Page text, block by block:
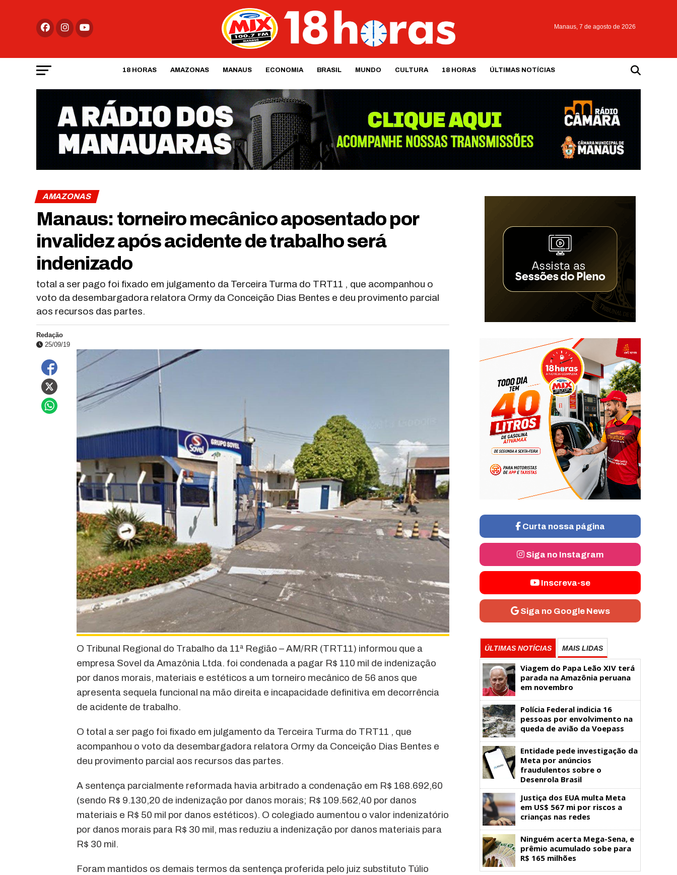
Manaus, 7 de agosto de 2026
18 HORAS AMAZONAS MANAUS ECONOMIA BRASIL MUNDO CULTURA 18 HORAS ÚLTIMAS NOTÍCIAS
AMAZONAS
Manaus: torneiro mecânico aposentado por
invalidez após acidente de trabalho será
indenizado
total a ser pago foi fixado em julgamento da Terceira Turma do TRT11 , que acompanhou o
voto da desembargadora relatora Ormy da Conceição Dias Bentes e deu provimento parcial
aos recursos das partes.
Redação
25/09/19
O Tribunal Regional do Trabalho da 11ª Região – AM/RR (TRT11) informou que a
empresa Sovel da Amazônia Ltda. foi condenada a pagar R$ 110 mil de indenização
por danos morais, materiais e estéticos a um torneiro mecânico de 56 anos que
apresenta sequela funcional na mão direita e incapacidade definitiva em decorrência
de acidente de trabalho.
O total a ser pago foi fixado em julgamento da Terceira Turma do TRT11 , que
acompanhou o voto da desembargadora relatora Ormy da Conceição Dias Bentes e
deu provimento parcial aos recursos das partes.
A sentença parcialmente reformada havia arbitrado a condenação em R$ 168.692,60
(sendo R$ 9.130,20 de indenização por danos morais; R$ 109.562,40 por danos
materiais e R$ 50 mil por danos estéticos). O colegiado aumentou o valor indenizatório
por danos morais para R$ 30 mil, mas reduziu a indenização por danos materiais para
R$ 30 mil.
Foram mantidos os demais termos da sentença proferida pelo juiz substituto Túlio
Curta nossa página
Siga no Instagram
Inscreva-se
Siga no Google News
ÚLTIMAS NOTÍCIAS MAIS LIDAS
Viagem do Papa Leão XIV terá
parada na Amazônia peruana
em novembro
Polícia Federal indicia 16
pessoas por envolvimento na
queda de avião da Voepass
Entidade pede investigação da
Meta por anúncios
fraudulentos sobre o
Desenrola Brasil
Justiça dos EUA multa Meta
em US$ 567 mi por riscos a
crianças nas redes
Ninguém acerta Mega-Sena, e
prêmio acumulado sobe para
R$ 165 milhões